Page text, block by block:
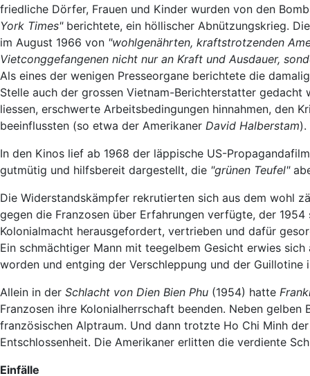
friedliche Dörfer, Frauen und Kinder wurden von den
York Times" berichtete, ein höllischer Abnützungskrieg.
im August 1966 von "wohlgenährten, kraftstrotzenden
Vietconggefangenen nicht nur an Kraft und Ausdauer,
Als eines der wenigen Presseorgane berichtete die
Stelle auch der grossen Vietnam-Berichterstatter gedacht
liessen, erschwerte Arbeitsbedingungen hinnahmen, den
beeinflussten (so etwa der Amerikaner David Halberstam).
In den Kinos lief ab 1968 der läppische US-
gutmütig und hilfsbereit dargestellt, die "grünen Teufel"
Die Widerstandskämpfer rekrutierten sich aus dem wohl
gegen die Franzosen über Erfahrungen verfügte, der
Kolonialmacht herausgefordert, vertrieben und dafür
Ein schmächtiger Mann mit teegelbem Gesicht erwies
worden und entging der Verschleppung und der
Allein in der Schlacht von Dien Bien Phu (1954) hatte
Franzosen ihre Kolonialherrschaft beenden. Neben
französischen Alptraum. Und dann trotzte Ho Chi Minh
Entschlossenheit. Die Amerikaner erlitten die verdiente
Einfälle